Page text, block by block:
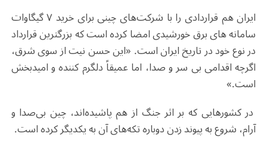
ایران هم قراردادی را با شرکت‌های چینی برای خرید ۷ گیگاوات
سامانه های برق خورشیدی امضا کرده است که بزرگترین قرارداد
در نوع خود در تاریخ ایران است. «این حسن نیت از سوی شرق،
اگرچه اقدامی بی سر و صدا، اما عمیقاً دلگرم کننده و امیدبخش
است.»
در کشورهایی که بر اثر جنگ از هم پاشیده‌اند، چین بی‌صدا و
آرام، شروع به پیوند زدن دوباره تکه‌های آن به یکدیگر کرده است.